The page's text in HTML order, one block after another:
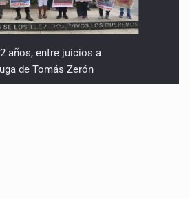
años, entre juicios a
de Tomás Zerón